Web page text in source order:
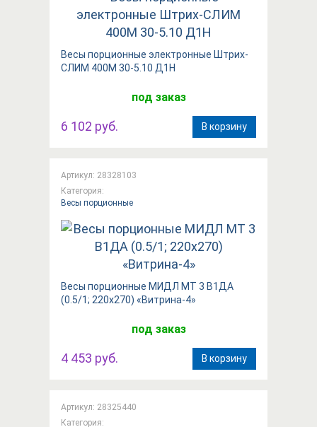
Весы порционные электронные Штрих-
СЛИМ 400М 30-5.10 Д1Н
под заказ
6 102 руб. В корзину
Артикул: 28328103
Категория:
Весы порционные
Весы порционные МИДЛ МТ 3 В1ДА
(0.5/1; 220x270) «Витрина-4»
под заказ
4 453 руб. В корзину
Артикул: 28325440
Категория: